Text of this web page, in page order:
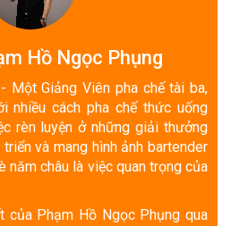
Hồ Ngọc Phụng
Một Giảng Viên pha chế tài ba,
nhiều cách pha chế thức uống
rèn luyện ở những giải thưởng
và mang hình ảnh bartender
năm châu là việc quan trọng của
của Phạm Hồ Ngọc Phụng qua